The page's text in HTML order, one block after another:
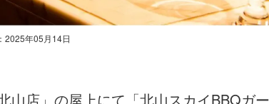
2025年05月14日
店」の屋上にて「北山スカイBBQガ